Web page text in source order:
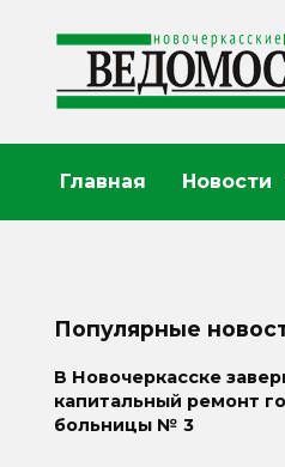
содержанию
Главная Новости
Популярные
В Новочеркасске
капитальный ремонт
больницы № 3